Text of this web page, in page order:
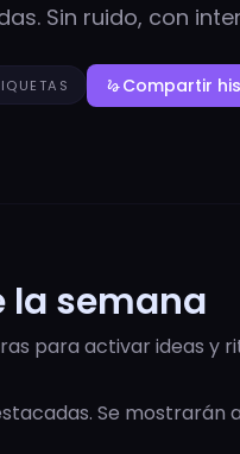
Sin ruido, con
gestureCompartir
la semana
para activar ideas y
Se